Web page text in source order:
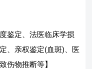
鉴定、法医临床学损
、亲权鉴定(血斑)、医
伤物推断等】